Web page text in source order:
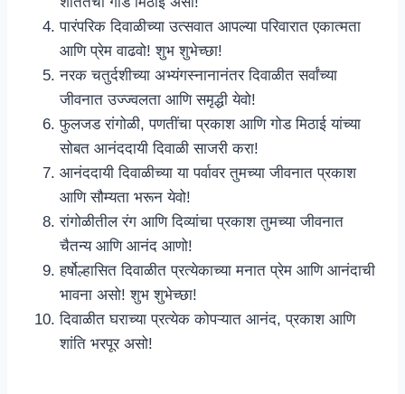
पारंपरिक दिवाळीच्या उत्सवात आपल्या परिवारात एकात्मता
आणि प्रेम वाढवो! शुभ शुभेच्छा!
नरक चतुर्दशीच्या अभ्यंगस्नानानंतर दिवाळीत सर्वांच्या
जीवनात उज्ज्वलता आणि समृद्धी येवो!
फुलजड रांगोळी, पणतींचा प्रकाश आणि गोड मिठाई यांच्या
सोबत आनंददायी दिवाळी साजरी करा!
आनंददायी दिवाळीच्या या पर्वावर तुमच्या जीवनात प्रकाश
आणि सौम्यता भरून येवो!
रांगोळीतील रंग आणि दिव्यांचा प्रकाश तुमच्या जीवनात
चैतन्य आणि आनंद आणो!
हर्षोल्हासित दिवाळीत प्रत्येकाच्या मनात प्रेम आणि आनंदाची
भावना असो! शुभ शुभेच्छा!
दिवाळीत घराच्या प्रत्येक कोपऱ्यात आनंद, प्रकाश आणि
शांति भरपूर असो!